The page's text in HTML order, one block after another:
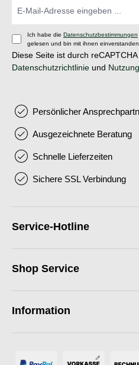
Ich habe die Datenschutzbestimmungen
gelesen und bin mit ihnen einverstanden.
Diese Seite ist durch
Datenschutzrichtlinie und
Persönlicher
Ausgezeichnete Beratung
Schnelle Lieferzeiten
Sichere SSL Verbindung
Service-Hotline
Shop Service
Information